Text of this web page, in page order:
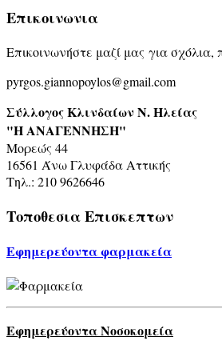
Επικοινωνια
Επικοινωνήστε μαζί μας για
pyrgos.giannopoylos@gmail.com
Σύλλογος Κλινδαίων Ν. Ηλείας
"Η ΑΝΑΓΕΝΝΗΣΗ"
Μορεώς 44
16561 Άνω Γλυφάδα Αττικής
Τηλ.: 210 9626646
ΤοποθεσιαΕπισκεπτων
Εφημερεύοντα φαρμακεία
Εφημερεύοντα Νοσοκομεία